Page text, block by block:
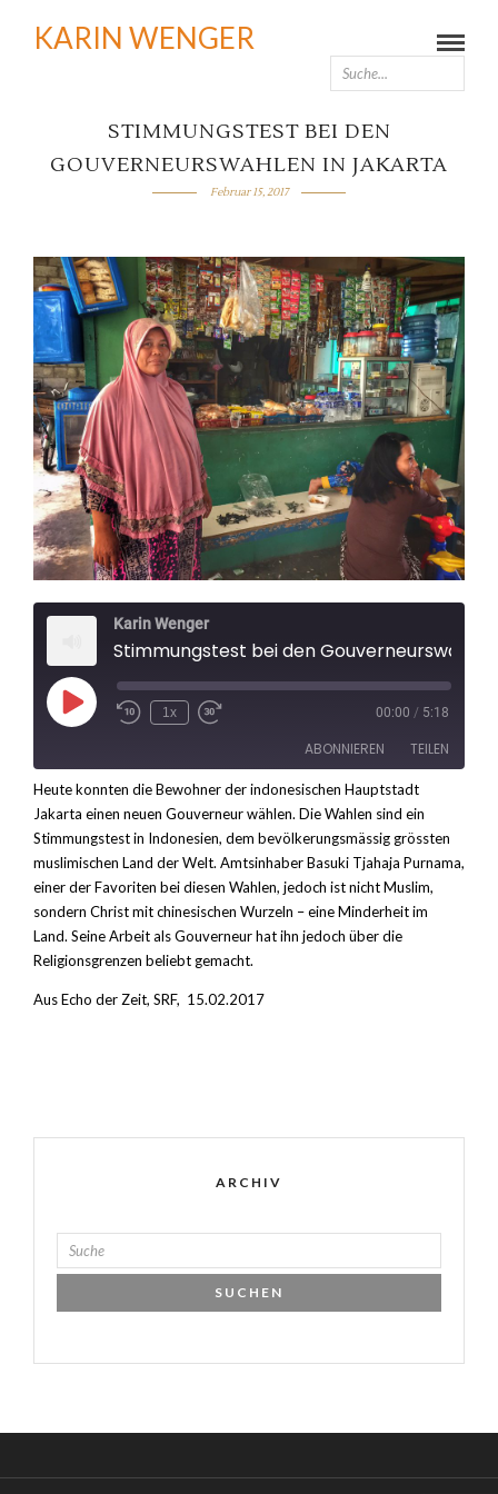
KARIN WENGER
STIMMUNGSTEST BEI DEN
GOUVERNEURSWAHLEN IN JAKARTA
Februar 15, 2017
Karin Wenger
Play
Episode Rewind
1x
Fast
seconds
00:00 / 5:18
ABONNIEREN TEILEN
RSS FEED
TEILEN
LINK
EMBED
Heute konnten die Bewohner der indonesischen Hauptstadt
Jakarta einen neuen Gouverneur wählen. Die Wahlen sind ein
Stimmungstest in Indonesien, dem bevölkerungsmässig grössten
muslimischen Land der Welt. Amtsinhaber Basuki Tjahaja Purnama,
einer der Favoriten bei diesen Wahlen, jedoch ist nicht Muslim,
sondern Christ mit chinesischen Wurzeln – eine Minderheit im
Land. Seine Arbeit als Gouverneur hat ihn jedoch über die
Religionsgrenzen beliebt gemacht.
Aus Echo der Zeit, SRF, 15.02.2017
ARCHIV